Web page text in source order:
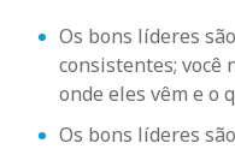
Os bons líderes
consistentes; você
onde eles vêm e o
Os bons líderes